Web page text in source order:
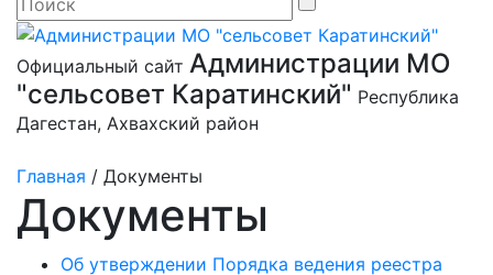
Официальный сайт Администрации МО
"сельсовет Каратинский" Республика
Дагестан, Ахвахский район
Главная / Документы
Документы
Об утверждении Порядка ведения реестра